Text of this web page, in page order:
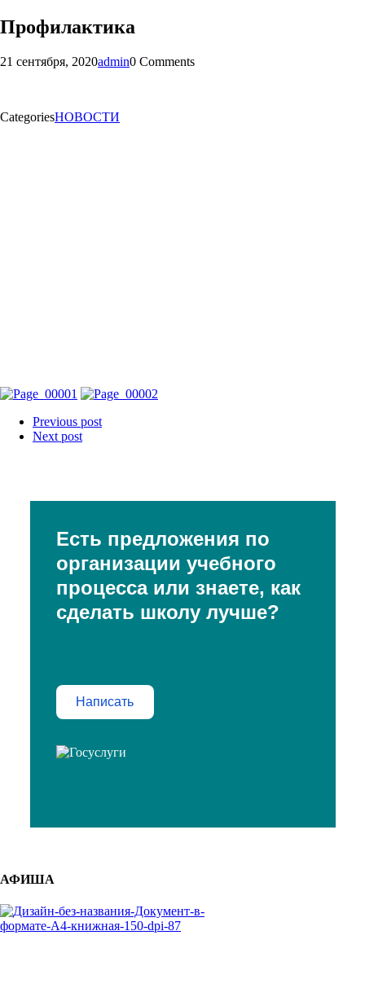
Профилактика
21 сентября, 2020admin0 Comments
CategoriesНОВОСТИ
Previous post
Next post
Есть предложения по
организации учебного
процесса или знаете, как
сделать школу лучше?
Написать
АФИША